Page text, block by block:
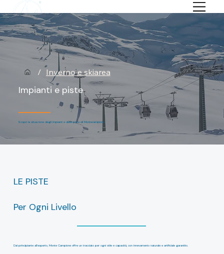
/ Inverno e skiarea
Impianti e piste
Scopri la situazione degli impianti e delle piste di Montecampione
LE PISTE
Per Ogni Livello
Dal principiante all'esperto, Monte Campione offre un tracciato per ogni stile e capacità, con innevamento naturale e artificiale garantito.